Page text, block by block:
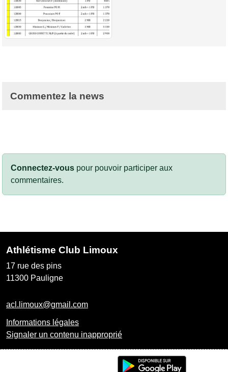
Commentez la news
Connectez-vous pour pouvoir participer aux
commentaires.
Athlétisme Club Limoux
17 rue des pins
11300 Pauligne
acl.limoux@gmail.com
Informations légales
Signaler un contenu inapproprié